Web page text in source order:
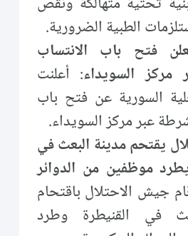
الطبية الضرورية.
فتح باب الانتساب
مركز السويداء: أعلنت
السورية عن فتح باب
عبر مركز السويداء.
يقتحم مدينة البعث في
موظفين من الدوائر
جيش الاحتلال باقتحام
في القنيطرة وطرد